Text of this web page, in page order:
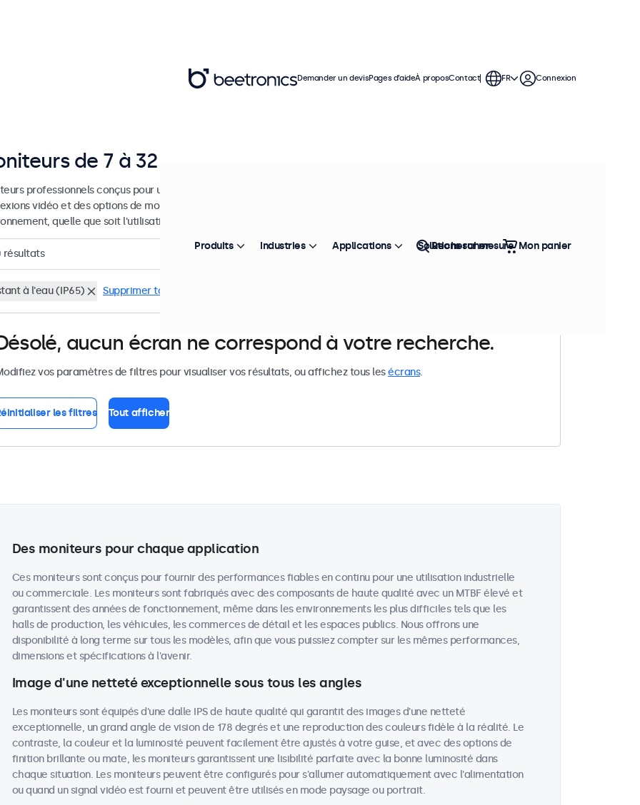
de 7 à 32 pouces
professionnels conçus pour un usage industriel et commercial. Ces moniteurs offrent diverses
vidéo et des options de montage polyvalentes, afin de s'intégrer facilement dans votre
quelle que soit l'utilisation.
résultats Top vente
à l'eau (IP65) Supprimer tous les filtres
aucun écran ne correspond à votre recherche.
vos paramètres de filtres pour visualiser vos résultats, ou affichez tous lesécrans.
les filtres Tout afficher
Des moniteurs pour chaque application
Ces moniteurs sont conçus pour fournir des performances fiables en continu pour une utilisation industrielle
ou commerciale. Les moniteurs sont fabriqués avec des composants de haute qualité avec un MTBF élevé et
garantissent des années de fonctionnement, même dans les environnements les plus difficiles tels que les
halls de production, les véhicules, les commerces de détail et les espaces publics. Nous offrons une
disponibilité à long terme sur tous les modèles, afin que vous puissiez compter sur les mêmes performances,
dimensions et spécifications à l'avenir.
Image d'une netteté exceptionnelle sous tous les angles
Les moniteurs sont équipés d'une dalle IPS de haute qualité qui garantit des images d'une netteté
exceptionnelle, un grand angle de vision de 178 degrés et une reproduction des couleurs fidèle à la réalité. Le
contraste, la couleur et la luminosité peuvent facilement être ajustés à votre guise, et avec des options de
finition brillante ou mate, les moniteurs garantissent une lisibilité parfaite avec la bonne luminosité dans
chaque situation. Les moniteurs peuvent être configurés pour s'allumer automatiquement avec l'alimentation
ou quand un signal vidéo est fourni et peuvent être utilisés en mode paysage ou portrait.
Demander un devisPages d’aideÀ proposContact FR Connexion
Produits Industries Applications Solutions sur mesure
Rechercher Mon panier